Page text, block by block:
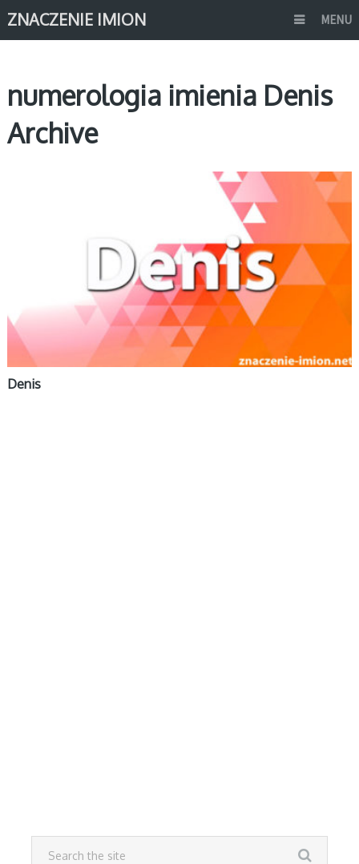
ZNACZENIE IMION MENU
numerologia imienia Denis
Archive
Denis